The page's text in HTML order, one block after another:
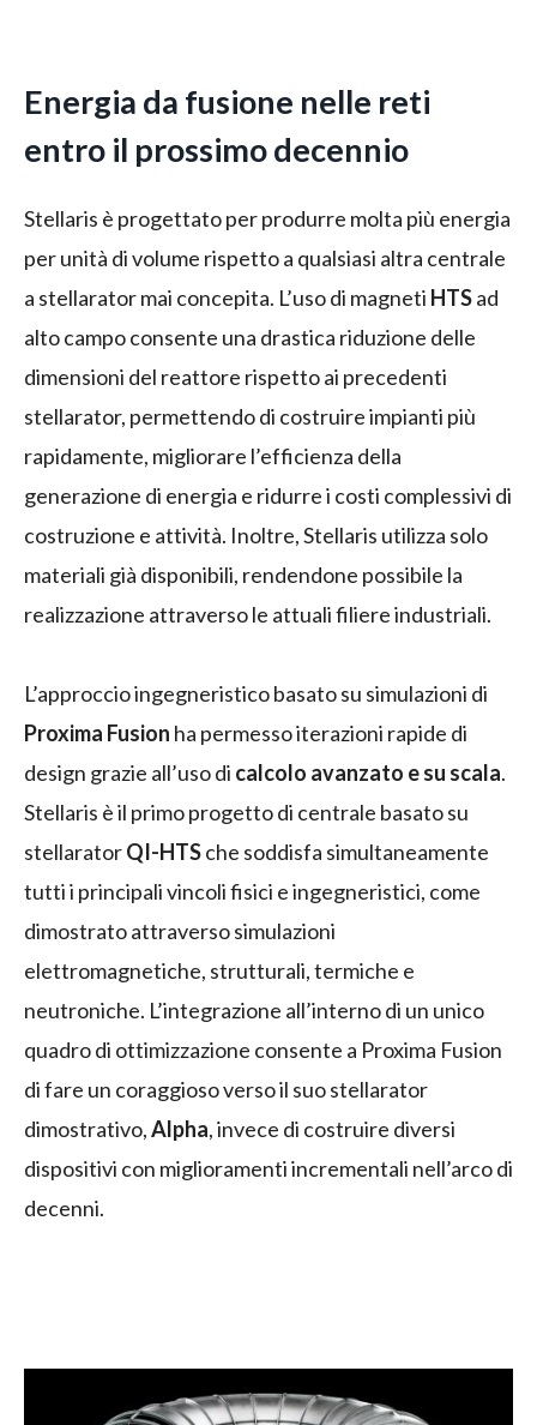
Energia da fusione nelle reti
entro il prossimo decennio
Stellaris è progettato per produrre molta più energia
per unità di volume rispetto a qualsiasi altra centrale
a stellarator mai concepita. L’uso di magneti HTSad
alto campo consente una drastica riduzione delle
dimensioni del reattore rispetto ai precedenti
stellarator, permettendo di costruire impianti più
rapidamente, migliorare l’efficienza della
generazione di energia e ridurre i costi complessivi di
costruzione e attività. Inoltre, Stellaris utilizza solo
materiali già disponibili, rendendone possibile la
realizzazione attraverso le attuali filiere industriali.
L’approccio ingegneristico basato su simulazioni di
Proxima Fusion ha permesso iterazioni rapide di
design grazie all’uso di calcolo avanzato e su scala.
Stellaris è il primo progetto di centrale basato su
stellaratorQI-HTSche soddisfa simultaneamente
tutti i principali vincoli fisici e ingegneristici, come
dimostrato attraverso simulazioni
elettromagnetiche, strutturali, termiche e
neutroniche. L’integrazione all’interno di un unico
quadro di ottimizzazione consente a Proxima Fusion
di fare un coraggioso verso il suo stellarator
dimostrativo,Alpha, invece di costruire diversi
dispositivi con miglioramenti incrementali nell’arco di
decenni.